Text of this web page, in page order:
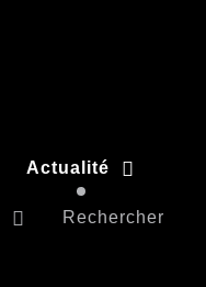
Actualité
Rechercher